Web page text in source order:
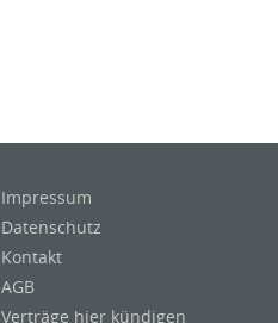
Impressum
Datenschutz
Kontakt
AGB
Verträge hier kündigen